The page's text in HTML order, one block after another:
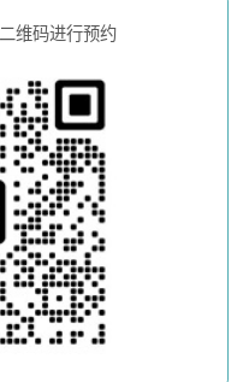
维码进行预约